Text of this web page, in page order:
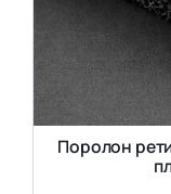
Поролон